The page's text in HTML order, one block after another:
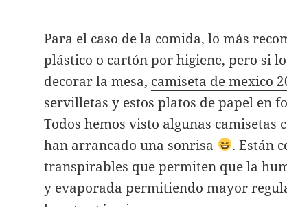
Para el caso de la comida, lo más
plástico o cartón por higiene, pero si
decorar la mesa, camiseta de mexico
servilletas y estos platos de papel en
Todos hemos visto algunas camisetas
han arrancado una sonrisa
. Están
transpirables que permiten que la
y evaporada permitiendo mayor